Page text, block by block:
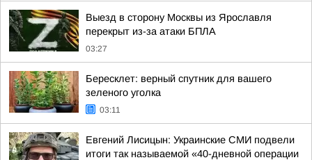
Выезд в сторону Москвы из Ярославля
перекрыт из-за атаки БПЛА
03:27
Бересклет: верный спутник для вашего
зеленого уголка
03:11
Евгений Лисицын: Украинские СМИ подвели
итоги так называемой «40-дневной операции